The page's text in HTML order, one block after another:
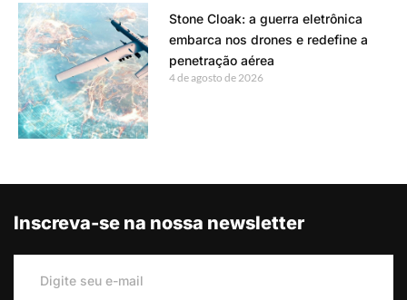
Stone Cloak: a guerra eletrônica
embarca nos drones e redefine a
penetração aérea
4 de agosto de 2026
Inscreva-se na nossa newsletter